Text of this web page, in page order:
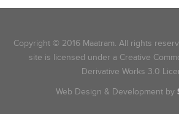
Copyright © 2016 Maatram. All rights
site is licensed under a Creative
Derivative Works 3.0
Web Design & Development by